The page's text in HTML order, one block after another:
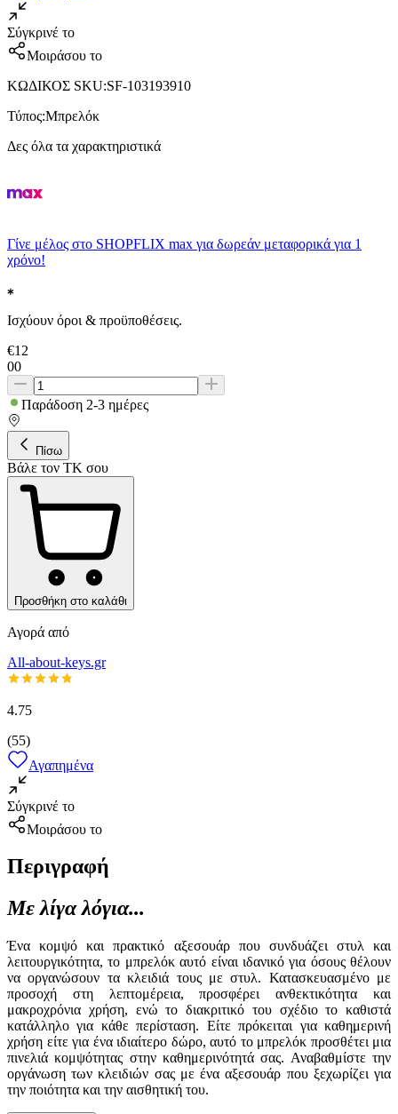
Σύγκρινέ το
Μοιράσου το
ΚΩΔΙΚΟΣ SKU:SF-103193910
Τύπος:Μπρελόκ
Δες όλα τα χαρακτηριστικά
Γίνε μέλος στο SHOPFLIX max για δωρεάν μεταφορικά για 1
χρόνο!
Ισχύουν όροι & προϋποθέσεις.
€12
00
Παράδοση 2-3 ημέρες
Πίσω
Βάλε τον ΤΚ σου
Προσθήκη στο καλάθι
Αγορά από
All-about-keys.gr
4.75
(55)
Αγαπημένα
Σύγκρινέ το
Μοιράσου το
Περιγραφή
Με λίγα λόγια...
Ένα κομψό και πρακτικό αξεσουάρ που συνδυάζει στυλ και
λειτουργικότητα, το μπρελόκ αυτό είναι ιδανικό για όσους θέλουν
να οργανώσουν τα κλειδιά τους με στυλ. Κατασκευασμένο με
προσοχή στη λεπτομέρεια, προσφέρει ανθεκτικότητα και
μακροχρόνια χρήση, ενώ το διακριτικό του σχέδιο το καθιστά
κατάλληλο για κάθε περίσταση. Είτε πρόκειται για καθημερινή
χρήση είτε για ένα ιδιαίτερο δώρο, αυτό το μπρελόκ προσθέτει μια
πινελιά κομψότητας στην καθημερινότητά σας. Αναβαθμίστε την
οργάνωση των κλειδιών σας με ένα αξεσουάρ που ξεχωρίζει για
την ποιότητα και την αισθητική του.